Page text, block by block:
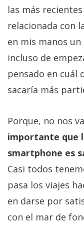
las más
relacionada con
en mis manos
incluso de
pensado en cuál
sacaría más
Porque, no nos
importante que
smartphone es
Casi todos
pasa los viajes
en darse por
con el mar de